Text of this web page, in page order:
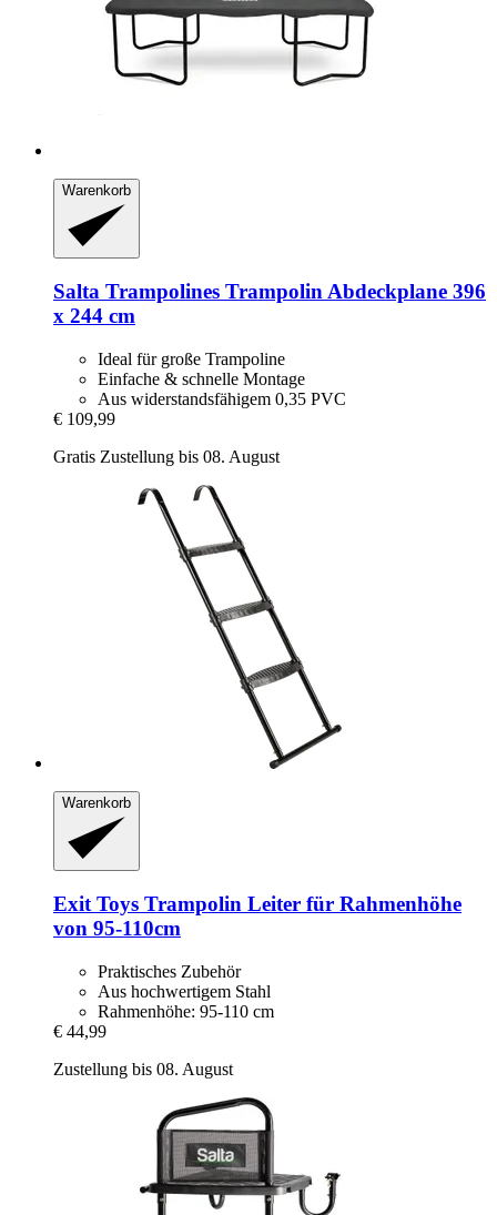
Warenkorb
Salta Trampolines Trampolin Abdeckplane 396
x 244 cm
Ideal für große Trampoline
Einfache & schnelle Montage
Aus widerstandsfähigem 0,35 PVC
€ 109,99
Gratis Zustellung bis 08. August
Warenkorb
Exit Toys Trampolin Leiter für Rahmenhöhe
von 95-​110cm
Praktisches Zubehör
Aus hochwertigem Stahl
Rahmenhöhe: 95-110 cm
€ 44,99
Zustellung bis 08. August